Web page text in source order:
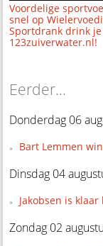
Voordelige
snel op
Sportdrank drink
123zuiverwater.nl!
Eerder...
Donderdag 06
Bart Lemmen
Dinsdag 04
Jakobsen is klaar
Zondag 02